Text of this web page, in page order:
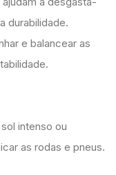
durabilidade.
e balancear as
intenso ou
as rodas e pneus.